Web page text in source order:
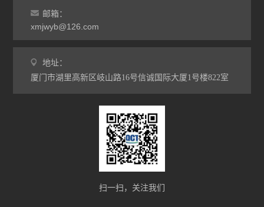
邮箱：
xmjwyb@126.com
地址：
厦门市湖里高新区岐山路16号信诚国际大厦1号楼822室
扫一扫，关注我们